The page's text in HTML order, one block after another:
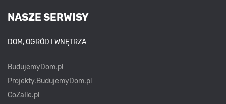
NASZE SERWISY
DOM, OGRÓD I WNĘTRZA
BudujemyDom.pl
Projekty.BudujemyDom.pl
CoZaIle.pl